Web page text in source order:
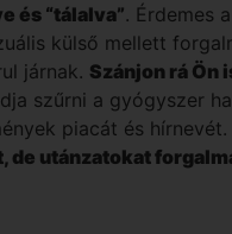
és “tálalva”. Érdemes
külső mellett
járnak. Szánjon rá Ön
szűrni a gyógyszer
piacát és hírnevét.
utánzatokat